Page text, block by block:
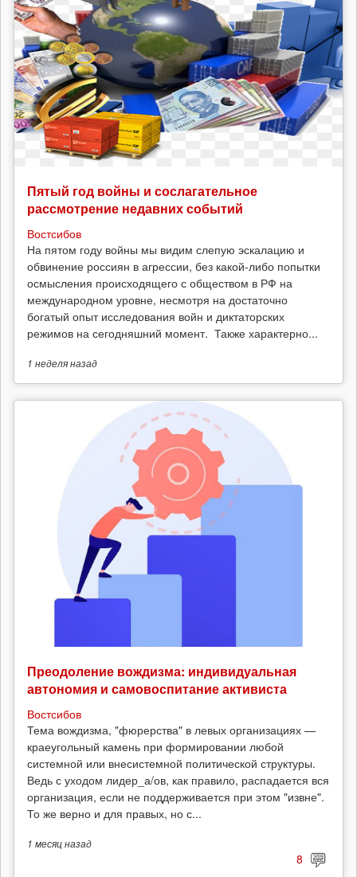
Пятый год войны и сослагательное
рассмотрение недавних событий
Востсибов
На пятом году войны мы видим слепую эскалацию и
обвинение россиян в агрессии, без какой-либо попытки
осмысления происходящего с обществом в РФ на
международном уровне, несмотря на достаточно
богатый опыт исследования войн и диктаторских
режимов на сегодняшний момент. Также характерно...
1 неделяназад
Преодоление вождизма: индивидуальная
автономия и самовоспитание активиста
Востсибов
Тема вождизма, "фюрерства" в левых организациях —
краеугольный камень при формировании любой
системной или внесистемной политической структуры.
Ведь с уходом лидер_а/ов, как правило, распадается вся
организация, если не поддерживается при этом "извне".
То же верно и для правых, но с...
1 месяцназад
8